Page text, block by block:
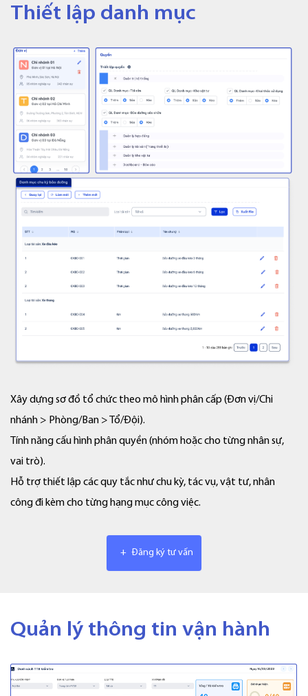
Thiết lập danh mục
Xây dựng sơ đồ tổ chức theo mô hình phân cấp (Đơn vị/Chi
nhánh > Phòng/Ban > Tổ/Đội).
Tính năng cấu hình phân quyền (nhóm hoặc cho từng nhân sự,
vai trò).
Hỗ trợ thiết lập các quy tắc như chu kỳ, tác vụ, vật tư, nhân
công đi kèm cho từng hạng mục công việc.
+ Đăng ký tư vấn
Quản lý thông tin vận hành